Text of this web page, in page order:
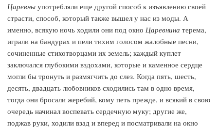
Царевны употребляли еще другой способ к изъявлению своей
страсти, способ, который также вышел у нас из моды. А
именно, всякую ночь ходили они под окно Царевнина терема,
играли на бандурах и пели тихим голосом жалобные песни,
сочиненные стихотворцами их земель; каждый куплет
заключался глубокими вздохами, которые и каменное сердце
могли бы тронуть и размягчить до слез. Когда пять, шесть,
десять, двадцать любовников сходились там в одно время,
тогда они бросали жеребий, кому петь прежде, и всякий в свою
очередь начинал воспевать сердечную муку; другие же,
поджав руки, ходили взад и вперед и посматривали на окно